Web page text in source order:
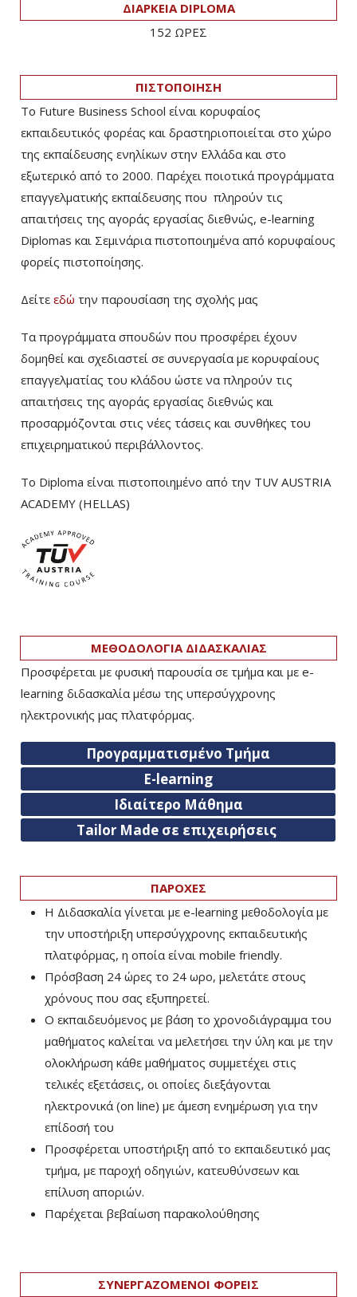
ΔΙΑΡΚΕΙΑ DIPLOMA
152 ΩΡΕΣ
ΠΙΣΤΟΠΟΙΗΣΗ
Το Future Business School είναι κορυφαίος
εκπαιδευτικός φορέας και δραστηριοποιείται στο χώρο
της εκπαίδευσης ενηλίκων στην Ελλάδα και στο
εξωτερικό από το 2000. Παρέχει ποιοτικά προγράμματα
επαγγελματικής εκπαίδευσης που πληρούν τις
απαιτήσεις της αγοράς εργασίας διεθνώς, e-learning
Diplomas και Σεμινάρια πιστοποιημένα από κορυφαίους
φορείς πιστοποίησης.
Δείτε εδώ την παρουσίαση της σχολής μας
Τα προγράμματα σπουδών που προσφέρει έχουν
δομηθεί και σχεδιαστεί σε συνεργασία με κορυφαίους
επαγγελματίας του κλάδου ώστε να πληρούν τις
απαιτήσεις της αγοράς εργασίας διεθνώς και
προσαρμόζονται στις νέες τάσεις και συνθήκες του
επιχειρηματικού περιβάλλοντος.
Το Diploma είναι πιστοποιημένο από την TUV AUSTRIA
ACADEMY (HELLAS)­
ΜΕΘΟΔΟΛΟΓΙΑ ΔΙΔΑΣΚΑΛΙΑΣ
Προσφέρεται με φυσική παρουσία σε τμήμα και με e-
learning διδασκαλία μέσω της υπερσύγχρονης
ηλεκτρονικής μας πλατφόρμας.
Προγραμματισμένο Τμήμα
E-learning
Ιδιαίτερο Μάθημα
Tailor Made σε επιχειρήσεις
ΠΑΡΟΧΕΣ
Η Διδασκαλία γίνεται με e-learning μεθοδολογία με
την υποστήριξη υπερσύγχρονης εκπαιδευτικής
πλατφόρμας, η οποία είναι mobile friendly.
Πρόσβαση 24 ώρες το 24 ωρο, μελετάτε στους
χρόνους που σας εξυπηρετεί.
Ο εκπαιδευόμενος με βάση το χρονοδιάγραμμα του
μαθήματος καλείται να μελετήσει την ύλη και με την
ολοκλήρωση κάθε μαθήματος συμμετέχει στις
τελικές εξετάσεις, οι οποίες διεξάγονται
ηλεκτρονικά (on line) με άμεση ενημέρωση για την
επίδοσή του
Προσφέρεται υποστήριξη από το εκπαιδευτικό μας
τμήμα, με παροχή οδηγιών, κατευθύνσεων και
επίλυση αποριών.
Παρέχεται βεβαίωση παρακολούθησης
ΣΥΝΕΡΓΑΖΟΜΕΝΟΙ ΦΟΡΕΙΣ